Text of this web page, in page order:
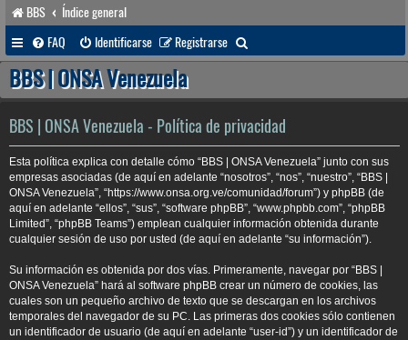
BBS
Índice general
FAQ
Identificarse Registrarse
u
a
r
BBS | ONSA Venezuela
BBS | ONSA Venezuela - Política de privacidad
Esta política explica con detalle cómo “BBS | ONSA Venezuela” junto con sus
empresas asociadas (de aquí en adelante “nosotros”, “nos”, “nuestro”, “BBS |
ONSA Venezuela”, “https://www.onsa.org.ve/comunidad/forum”) y phpBB (de
aquí en adelante “ellos”, “sus”, “software phpBB”, “www.phpbb.com”, “phpBB
Limited”, “phpBB Teams”) emplean cualquier información obtenida durante
cualquier sesión de uso por usted (de aquí en adelante “su información”).
Su información es obtenida por dos vías. Primeramente, navegar por “BBS |
ONSA Venezuela” hará al software phpBB crear un número de cookies, las
cuales son un pequeño archivo de texto que se descargan en los archivos
temporales del navegador de su PC. Las primeras dos cookies sólo contienen
un identificador de usuario (de aquí en adelante “user-id”) y un identificador de